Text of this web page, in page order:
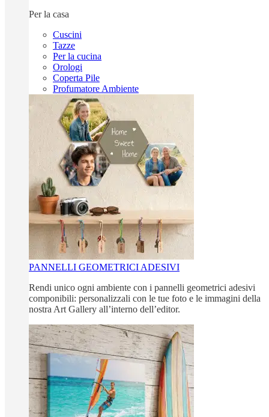
Per la casa
Cuscini
Tazze
Per la cucina
Orologi
Coperta Pile
Profumatore Ambiente
PANNELLI GEOMETRICI ADESIVI
Rendi unico ogni ambiente con i pannelli geometrici adesivi
componibili: personalizzali con le tue foto e le immagini della
nostra Art Gallery all’interno dell’editor.